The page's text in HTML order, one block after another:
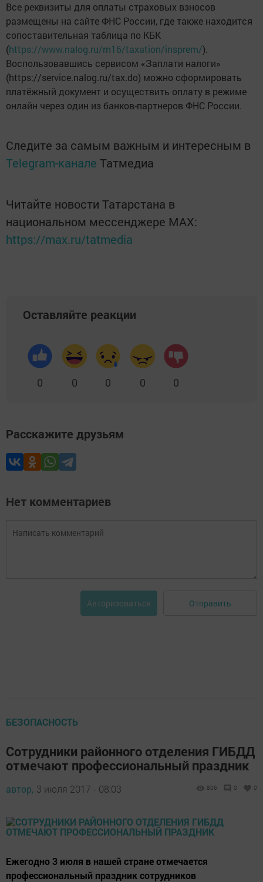
Все реквизиты для оплаты страховых взносов
размещены на сайте ФНС России, где также находится
сопоставительная таблица по КБК
(https://www.nalog.ru/rn16/taxation/insprem/).
Воспользовавшись сервисом «Заплати налоги»
(https://service.nalog.ru/tax.do) можно сформировать
платёжный документ и осуществить оплату в режиме
онлайн через один из банков-партнеров ФНС России.
Следите за самым важным и интересным в
Telegram-канале Татмедиа
Читайте новости Татарстана в
национальном мессенджере MАХ:
https://max.ru/tatmedia
Оставляйте реакции
0 0 0 0 0
Расскажите друзьям
Нет комментариев
Авторизоваться Отправить
БЕЗОПАСНОСТЬ
Сотрудники районного отделения ГИБДД
отмечают профессиональный праздник
автор, 3 июля 2017 - 08:03 806 0 0
Ежегодно 3 июля в нашей стране отмечается
профессиональный праздник сотрудников